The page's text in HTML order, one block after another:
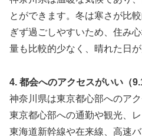
とができます。冬は寒さが比
ぎず過ごしやすいため、住み
量も比較的少なく、晴れた日が
4. 都会へのアクセスがいい（
神奈川県は東京都心部へのア
東京都心部への通勤や観光、
東海道新幹線や在来線、高速